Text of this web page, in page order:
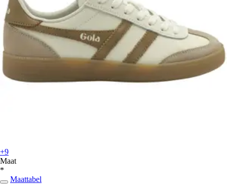
+9
Maat
*
Maattabel